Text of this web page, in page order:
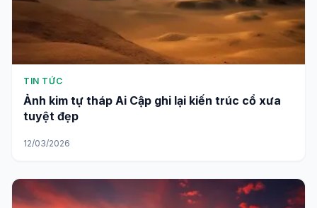
TIN TỨC
Ảnh kim tự tháp Ai Cập ghi lại kiến trúc cổ xưa
tuyệt đẹp
12/03/2026